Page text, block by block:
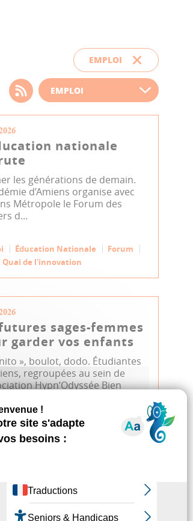
EMPLOI
Choisissez votre filtre
d'actualité
nationale
les générations de demain.
d’Amiens organise avec
Métropole le Forum des
d...
Éducation Nationale
Forum
Quai de l'innovation
sages-femmes
garder vos enfants
», boulot, dodo. Étudiantes
regroupées au sein de
Hypn’Odyssée Bien
Vie associative
à la sauce italienne